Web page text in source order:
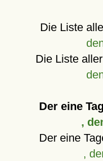
Die Liste
Die Liste
Der eine
,
Der eine
,